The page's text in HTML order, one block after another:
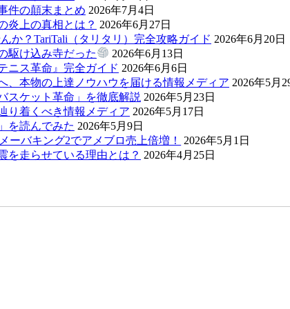
件の顛末まとめ 2026年7月4日
炎上の真相とは？ 2026年6月27日
か？TariTali（タリタリ）完全攻略ガイド 2026年6月20日
駆け込み寺だった
2026年6月13日
ニス革命』完全ガイド 2026年6月6日
、本物の上達ノウハウを届ける情報メディア 2026年5月
スケット革命」を徹底解説 2026年5月23日
り着くべき情報メディア 2026年5月17日
を読んでみた 2026年5月9日
ーバキング2でアメブロ売上倍増！
2026年5月1日
を走らせている理由とは？ 2026年4月25日